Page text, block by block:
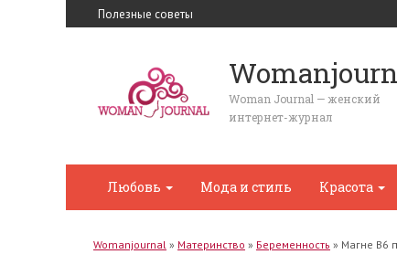
Полезные советы
Woman Journal — женский
интернет-журнал
Любовь Мода и стиль Красота
Womanjournal » Материнство » Беременность » Магне B6